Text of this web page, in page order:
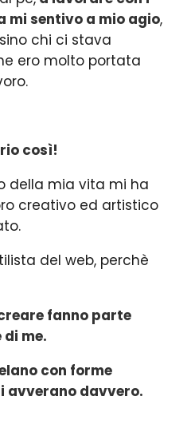
sentivo a mio agio,
chi ci stava
ero molto portata
così!
della mia vita mi ha
creativo ed artistico
del web, perchè
fanno parte
me.
con forme
avverano davvero.